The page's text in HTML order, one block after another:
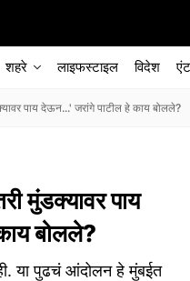
शहरे लाइफस्टाइल विदेश
पाय देऊन...' जरांगे पाटील हे काय बोलले?
मुंडक्यावर पाय
बोलले?
या पुढचं आंदोलन हे मुंबईत